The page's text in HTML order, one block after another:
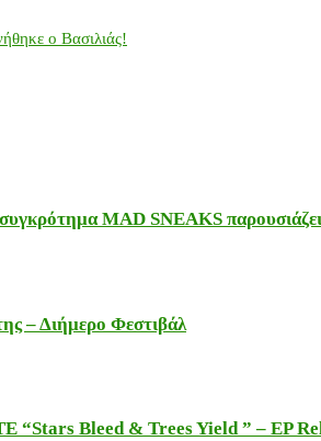
ο Βασιλιάς!
MAD SNEAKS
– Διήμερο Φεστιβάλ
“Stars Bleed & Trees Yield ” – EP